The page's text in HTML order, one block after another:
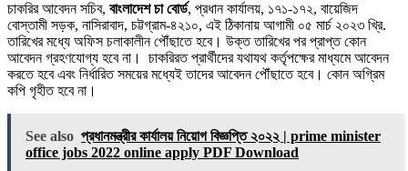
চাকরির আবেদন সচিব, বাংলাদেশ চা বোর্ড, প্রধান কার্যালয়, ১৭১-১৭২, বায়েজিদ
বোস্তামী সড়ক, নাসিরাবাদ, চট্টগ্রাম-৪২১০, এই ঠিকানায় আগামী ০৫ মার্চ ২০২৩ খ্রি.
তারিখের মধ্যে অফিস চলাকালীন পৌঁছাতে হবে। উক্ত তারিখের পর প্রাপ্ত কোন
আবেদন গ্রহণযোগ্য হবে না। চাকরিরত প্রার্থীদের যথাযথ কর্তৃপক্ষের মাধ্যমে আবেদন
করতে হবে এবং নির্ধারিত সময়ের মধ্যেই তাদের আবেদন পৌঁছাতে হবে। কোন অগ্রিম
কপি গৃহীত হবে না।
See also প্রধানমন্ত্রীর কার্যালয় নিয়োগ বিজ্ঞপ্তি ২০২২ | prime minister
office jobs 2022 online apply PDF Download